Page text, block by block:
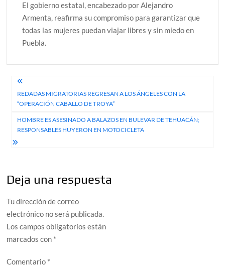
El gobierno estatal, encabezado por Alejandro
Armenta, reafirma su compromiso para garantizar que
todas las mujeres puedan viajar libres y sin miedo en
Puebla.
Navegación
de
entradas
REDADAS MIGRATORIAS REGRESAN A LOS ÁNGELES CON LA
“OPERACIÓN CABALLO DE TROYA”
HOMBRE ES ASESINADO A BALAZOS EN BULEVAR DE TEHUACÁN;
RESPONSABLES HUYERON EN MOTOCICLETA
Deja una respuesta
Tu dirección de correo
electrónico no será publicada.
Los campos obligatorios están
marcados con *
Comentario *